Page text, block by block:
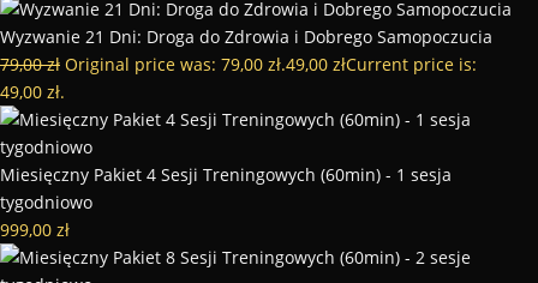
Wyzwanie 21 Dni: Droga do Zdrowia i Dobrego Samopoczucia
79,00zł Original price was: 79,00 zł.49,00 złCurrent price is:
49,00 zł.
Miesięczny Pakiet 4 Sesji Treningowych (60min) - 1 sesja
tygodniowo
999,00 zł